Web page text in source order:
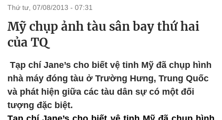
thứ tư, 07/08/2013 - 07:31
Mỹ chụp ảnh tàu sân bay thứ hai
của TQ
Tạp chí Jane’s cho biết vệ tinh Mỹ đã chụp hình
nhà máy đóng tàu ở Trường Hưng, Trung Quốc
và phát hiện giữa các tàu dân sự có một đối
tượng đặc biệt.